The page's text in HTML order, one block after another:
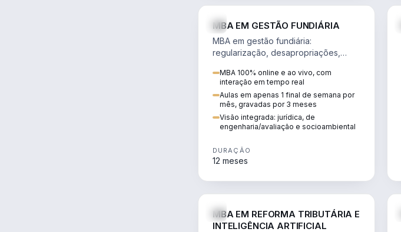
MBA EM GESTÃO FUNDIÁRIA
MBA em gestão fundiária:
regularização, desapropriações,
ambiental em projetos de
infraestrutura.
MBA 100% online e ao vivo, com
interação em tempo real
Aulas em apenas 1 final de semana por
mês, gravadas por 3 meses
Visão integrada: jurídica, de
engenharia/avaliação e socioambiental
DURAÇÃO
12 meses
MBA EM REFORMA TRIBUTÁRIA E
INTELIGÊNCIA ARTIFICIAL